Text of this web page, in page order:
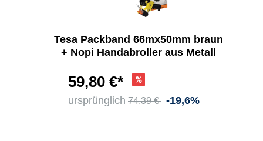
Tesa Packband 66mx50mm braun
+ Nopi Handabroller aus Metall
59,80 €*
ursprünglich 74,39 € -19,6%